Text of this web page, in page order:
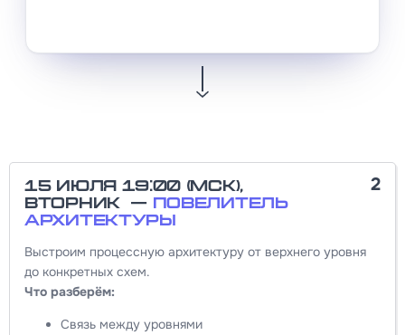
2
15 июля 19:00 (МСК),
вторник — Повелитель
архитектуры
Выстроим процессную архитектуру от верхнего уровня
до конкретных схем.
Что разберём:
Связь между уровнями